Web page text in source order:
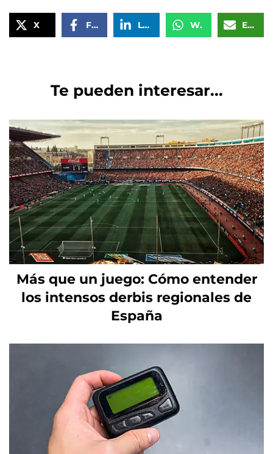
X Facebook LinkedIn WhatsApp Email
Te pueden interesar...
Más que un juego: Cómo entender
los intensos derbis regionales de
España